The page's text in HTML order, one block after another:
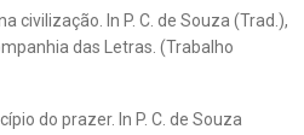
civilização. In P. C. de Souza (Trad.),
das Letras. (Trabalho
do prazer. In P. C. de Souza